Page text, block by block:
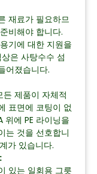
재료가 필요하므
비해야 합니다.
기에 대한 지원을
은 사탕수수 섬
어졌습니다.
제품이 자체적
표면에 코팅이 없
위에 PE 라이닝을
는 것을 선호합니
가 있습니다.
있는 일회용 그릇